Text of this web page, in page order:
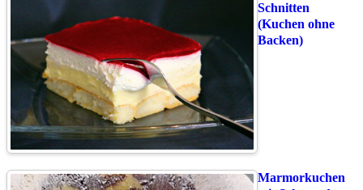
Schnitten
(Kuchen ohne
Backen)
Marmorkuchen